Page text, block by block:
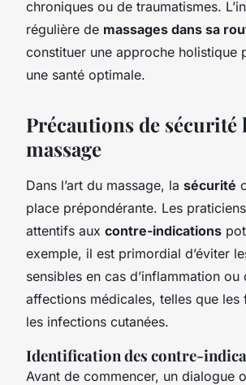
chroniques ou de traumatismes.
régulière de massages dans sa
constituer une approche holistique
une santé optimale.
Précautions de sécurité
massage
Dans l’art du massage, la sécurité
place prépondérante. Les
attentifs aux contre-indications
exemple, il est primordial d’éviter
sensibles en cas d’inflammation ou
affections médicales, telles que les
les infections cutanées.
Identification des contre-
Avant de commencer, un dialogue